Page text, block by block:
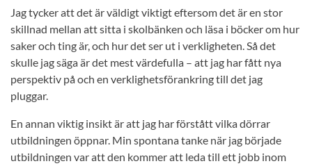
Jag tycker att det är väldigt viktigt eftersom det är en stor
skillnad mellan att sitta i skolbänken och läsa i böcker om hur
saker och ting är, och hur det ser ut i verkligheten. Så det
skulle jag säga är det mest värdefulla – att jag har fått nya
perspektiv på och en verklighetsförankring till det jag
pluggar.
En annan viktig insikt är att jag har förstått vilka dörrar
utbildningen öppnar. Min spontana tanke när jag började
utbildningen var att den kommer att leda till ett jobb inom